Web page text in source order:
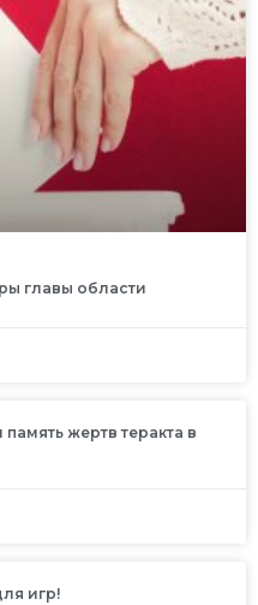
главы области
жертв теракта в
игр!